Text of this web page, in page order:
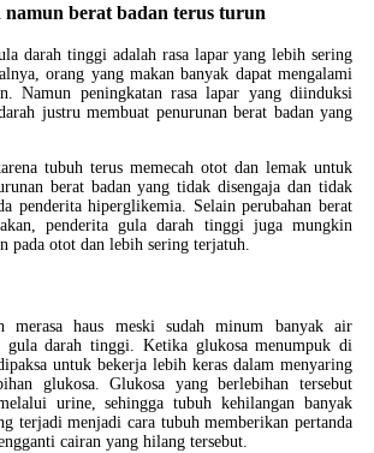
namun berat badan terus turun
darah tinggi adalah rasa lapar yang lebih sering
orang yang makan banyak dapat mengalami
Namun peningkatan rasa lapar yang diinduksi
justru membuat penurunan berat badan yang
tubuh terus memecah otot dan lemak untuk
berat badan yang tidak disengaja dan tidak
penderita hiperglikemia. Selain perubahan berat
penderita gula darah tinggi juga mungkin
pada otot dan lebih sering terjatuh.
merasa haus meski sudah minum banyak air
darah tinggi. Ketika glukosa menumpuk di
untuk bekerja lebih keras dalam menyaring
glukosa. Glukosa yang berlebihan tersebut
urine, sehingga tubuh kehilangan banyak
terjadi menjadi cara tubuh memberikan pertanda
cairan yang hilang tersebut.